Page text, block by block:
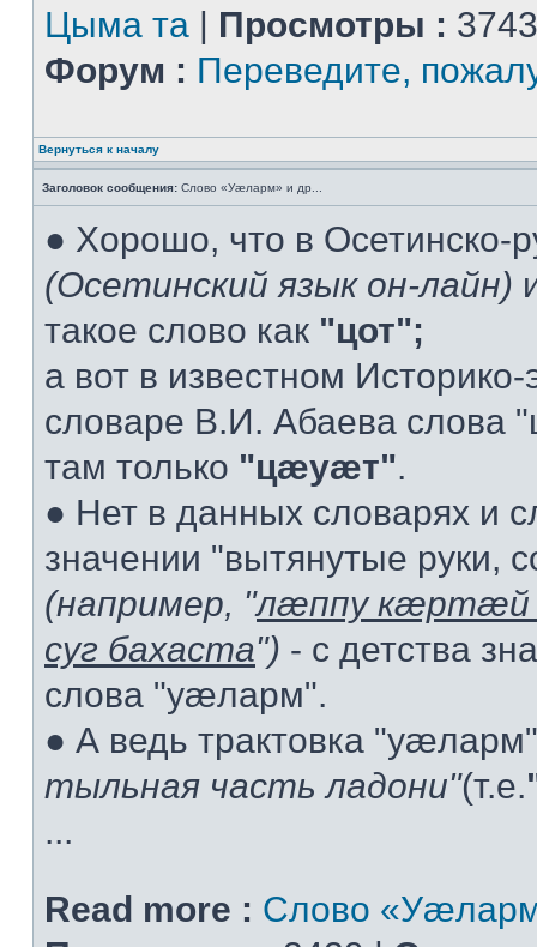
Цыма та | Просмотры :
Форум : Переведите,
Вернуться к началу
Заголовок сообщения: Слово «Уæларм» и др...
● Хорошо, что в Осетинско-
(Осетинский язык он-лайн)
такое слово как "цот";
а вот в известном
словаре В.И. Абаева слова
там только "цæуæт".
● Нет в данных словарях и
значении "вытянутые руки,
(например, "лæппу кæртæй
суг бахаста") - с детства
слова "уæларм".
● А ведь трактовка
тыльная часть ладони"(т.е.
...
Read more : Слово